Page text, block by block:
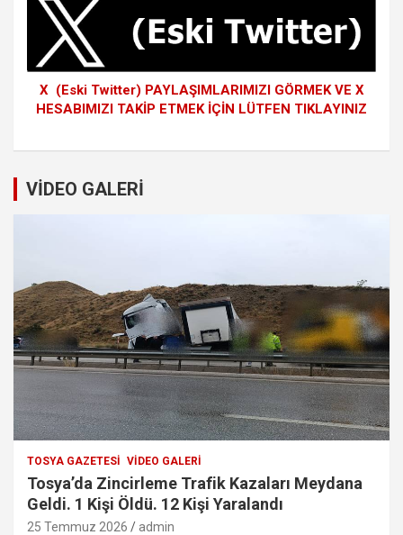
X (Eski Twitter) PAYLAŞIMLARIMIZI GÖRMEK VE X
HESABIMIZI TAKİP ETMEK İÇİN LÜTFEN TIKLAYINIZ
VİDEO GALERİ
TOSYA GAZETESI VIDEO GALERI
Tosya’da Zincirleme Trafik Kazaları Meydana
Geldi. 1 Kişi Öldü. 12 Kişi Yaralandı
25 Temmuz 2026 admin